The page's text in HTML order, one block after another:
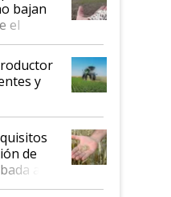
bajan
el
y
de
a